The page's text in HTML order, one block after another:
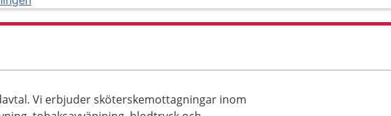
Vi erbjuder sköterskemottagningar inom